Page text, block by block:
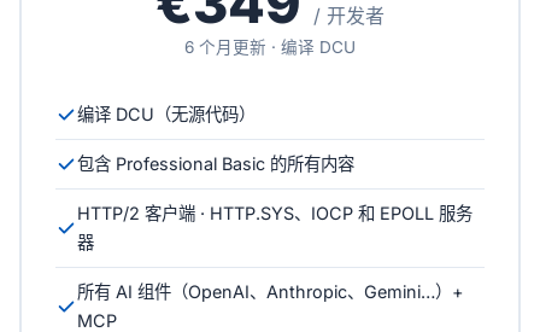
/ 开发者
6 个月更新 · 编译 DCU
编译 DCU（无源代码）
包含 Professional Basic 的所有内容
HTTP/2 客户端 · HTTP.SYS、IOCP 和 EPOLL 服务
器
所有 AI 组件（OpenAI、Anthropic、Gemini…）+
MCP